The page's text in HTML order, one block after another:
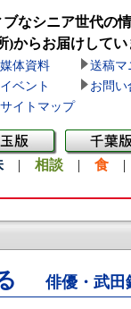
なシニア世代の
)からお届けしてい
媒体資料
送稿マ
イベント
お問い
サイトマップ
| 相談 | 食
俳優・武田